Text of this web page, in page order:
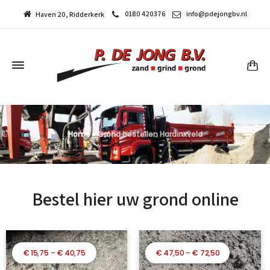
Haven 20, Ridderkerk 0180 420376 info@pdejongbv.nl
Home»Grond bestellen Hardinxveld
Bestel hier uw grond online
€15,75 – € 40,75Prijsklasse:
€ 15,75
€ 47,50 – € 72,50Prijsklasse:
€ 47,50